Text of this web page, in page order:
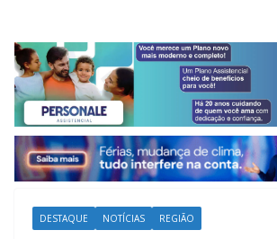
DESTAQUE NOTÍCIAS REGIÃO